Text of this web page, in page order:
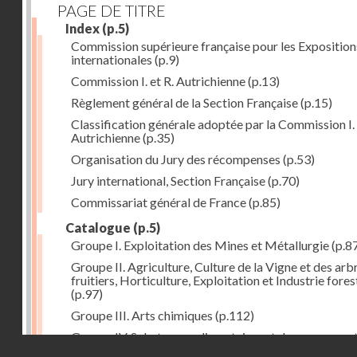
PAGE DE TITRE
Index (p.5)
Commission supérieure française pour les
internationales (p.9)
Commission I. et R. Autrichienne(p.13)
Règlement général de la Section Française(p.15)
Classification générale adoptée par la Commission I.
Autrichienne(p.35)
Organisation du Jury des récompenses (p.53)
Jury international, Section Française(p.70)
Commissariat général de France(p.85)
Catalogue (p.5)
Groupe I. Exploitation des Mines et Métallurgie
Groupe II. Agriculture, Culture de la Vigne et des
fruitiers, Horticulture, Exploitation et Industrie
(p.97)
Groupe III. Arts chimiques (p.112)
Groupe IV. Substances alimentaires et de